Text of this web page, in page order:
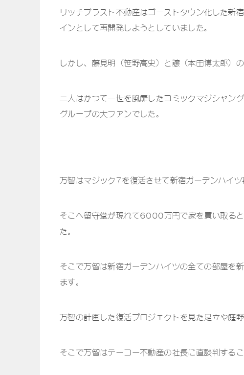
リッチブラスト不動産はゴーストタウン化した新
インとして再開発しようとしていました。
しかし、藤見明（笹野高史）と譲（本田博太郎）
二人はかつて一世を風靡したコミックマジシャン
グループの大ファンでした。
万智はマジック7を復活させて新宿ガーデンハイツ
そこへ留守堂が現れて6000万円で家を買い取る
た。
そこで万智は新宿ガーデンハイツの全ての部屋を
ます。
万智の計画した復活プロジェクトを見た足立や庭
そこで万智はテーコー不動産の社長に直談判するこ